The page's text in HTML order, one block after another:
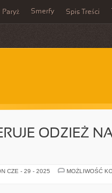
Paryż Smerfy Spis Treści
ODZIEŻ
CZE - 29 - 2025 MOŻLIWOŚĆ